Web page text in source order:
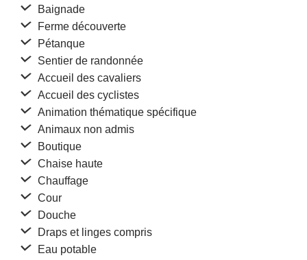
Baignade
Ferme découverte
Pétanque
Sentier de randonnée
Accueil des cavaliers
Accueil des cyclistes
Animation thématique spécifique
Animaux non admis
Boutique
Chaise haute
Chauffage
Cour
Douche
Draps et linges compris
Eau potable